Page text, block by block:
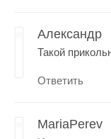
Александр
Такой
Ответить
MariaPerev